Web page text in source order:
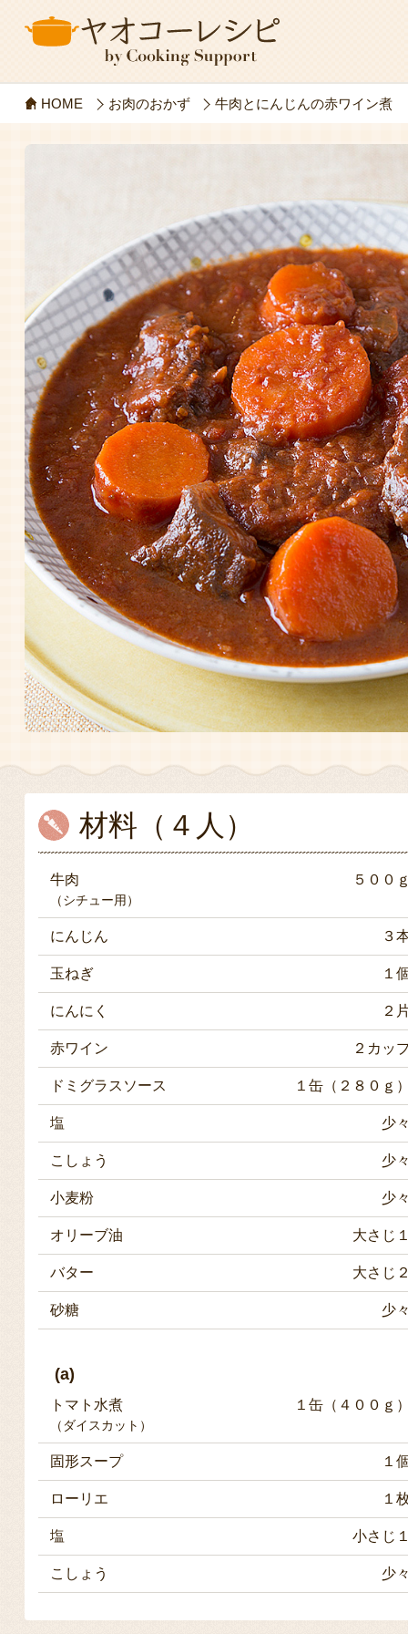
HOME お肉のおかず 牛肉とにんじんの赤ワイン煮
材料（４人）
牛肉 ５００
（シチュー用）
にんじん ３
玉ねぎ １
にんにく ２
赤ワイン ２カッ
ドミグラスソース １缶（２８０ｇ
塩 少
こしょう 少
小麦粉 少
オリーブ油 大さじ
バター 大さじ
砂糖 少
(a)
トマト水煮 １缶（４００ｇ
（ダイスカット）
固形スープ １
ローリエ １
塩 小さじ
こしょう 少